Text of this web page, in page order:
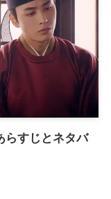
らすじとネタバ